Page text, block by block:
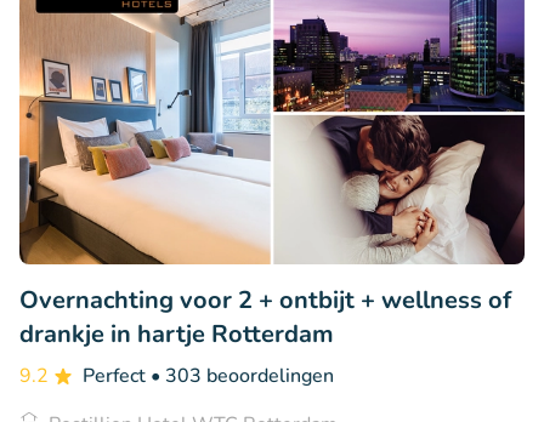
Overnachting voor 2 + ontbijt + wellness of
drankje in hartje Rotterdam
9.2 Perfect • 303 beoordelingen